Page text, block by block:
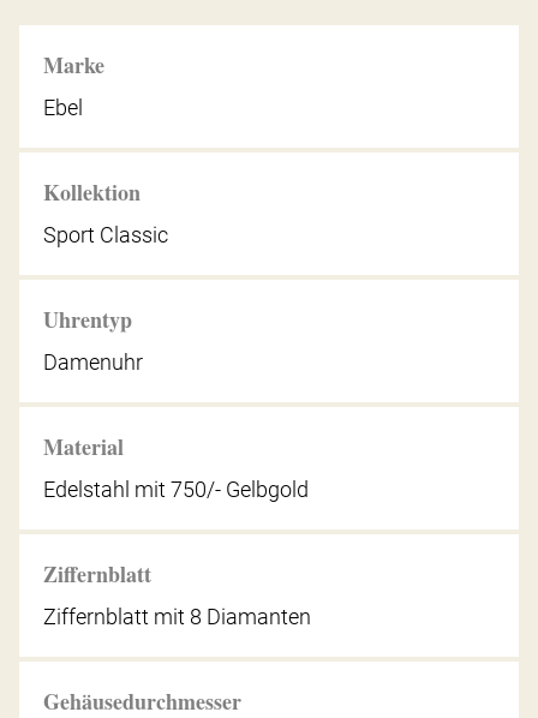
Marke
Ebel
Kollektion
Sport Classic
Uhrentyp
Damenuhr
Material
Edelstahl mit 750/- Gelbgold
Ziffernblatt
Ziffernblatt mit 8 Diamanten
Gehäusedurchmesser